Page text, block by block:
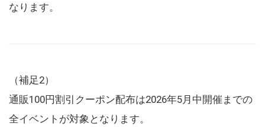
なります。
（補足2）
通販100円割引クーポン配布は2026年5月中開催までの
全イベントが対象となります。